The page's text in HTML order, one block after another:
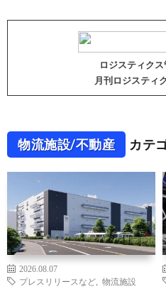
ロジスティク
月刊ロジスティ
物流施設/不動産 カテ
2026.08.07
プレスリリースなど
物流施設